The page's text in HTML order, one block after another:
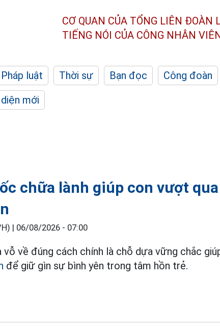
CƠ QUAN CỦA TỔNG LIÊN ĐOÀN
TIẾNG NÓI CỦA CÔNG NHÂN
Pháp luật Thời sự Bạn đọc Công đoàn
mới
chữa lành giúp con vượt
| 06/08/2026 - 07:00
vỗ về đúng cách chính là chỗ dựa vững chắc
để giữ gìn sự bình yên trong tâm hồn trẻ.